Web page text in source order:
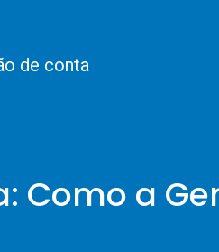
de conta
Como a